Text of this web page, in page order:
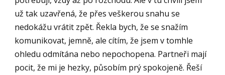
už tak uzavřená, že přes veškerou snahu se
nedokážu vrátit zpět. Řekla bych, že se snažím
komunikovat, jemně, ale cítím, že jsem v tomhle
ohledu odmítána nebo nepochopena. Partneři mají
pocit, že mi je hezky, působím prý spokojeně. Řeší